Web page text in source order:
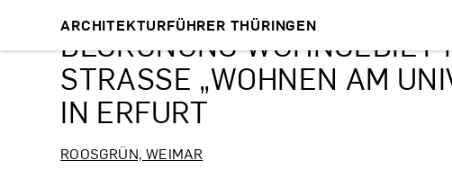
ARCHITEKTURFÜHRER THÜRINGEN
BEGRÜNUNG WOHNGEBIET
STRASSE „WOHNEN AM
N ERFURT
ROOSGRÜN, WEIMAR